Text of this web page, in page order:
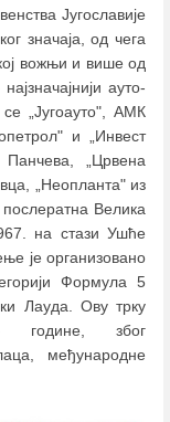
Југославије
значаја, од чега
вожњи и више од
ауто-
„Југоауто", АМК
и „Инвест
„Црвена
„Неопланта" из
Велика
на стази Ушће
је организовано
Формула 5
Лауда. Ову трку
године, због
међународне